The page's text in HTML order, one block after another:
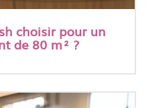
choisir pour un
de 80 m² ?